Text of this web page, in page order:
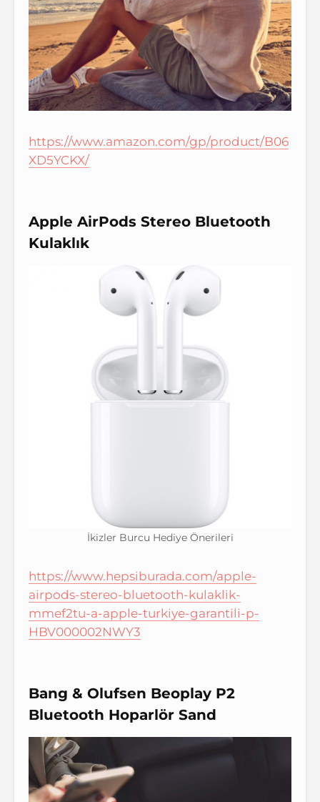
https://www.amazon.com/gp/product/B06
XD5YCKX/
Apple AirPods Stereo Bluetooth
Kulaklık
İkizler Burcu Hediye Önerileri
https://www.hepsiburada.com/apple-
airpods-stereo-bluetooth-kulaklik-
mmef2tu-a-apple-turkiye-garantili-p-
HBV000002NWY3
Bang & Olufsen Beoplay P2
Bluetooth Hoparlör Sand